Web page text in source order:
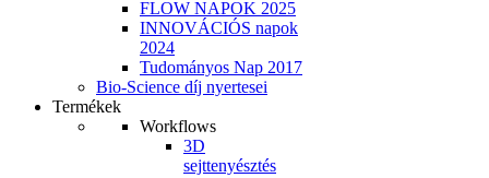
FLOW NAPOK 2025
INNOVÁCIÓS napok
2024
Tudományos Nap 2017
Bio-Science díj nyertesei
Termékek
Workflows
3D
sejttenyésztés